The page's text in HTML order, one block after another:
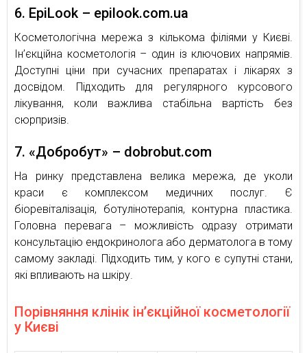
6. EpiLook – epilook.com.ua
Косметологічна мережа з кількома філіями у Києві.
Ін’єкційна косметологія – один із ключових напрямів.
Доступні ціни при сучасних препаратах і лікарях з
досвідом. Підходить для регулярного курсового
лікування, коли важлива стабільна вартість без
сюрпризів.
7. «Добробут» – dobrobut.com
На ринку представлена велика мережа, де уколи
краси є комплексом медичних послуг. Є
біоревіталізація, ботулінотерапія, контурна пластика.
Головна перевага – можливість одразу отримати
консультацію ендокринолога або дерматолога в тому
самому закладі. Підходить тим, у кого є супутні стани,
які впливають на шкіру.
Порівняння клінік ін’єкційної косметології
у Києві